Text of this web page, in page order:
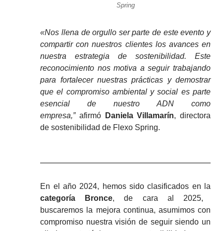
Spring
«Nos llena de orgullo ser parte de este evento y
compartir con nuestros clientes los avances en
nuestra estrategia de sostenibilidad. Este
reconocimiento nos motiva a seguir trabajando
para fortalecer nuestras prácticas y demostrar
que el compromiso ambiental y social es parte
esencial de nuestro ADN como
empresa,”afirmó Daniela Villamarín, directora
de sostenibilidad de Flexo Spring.
En el año 2024, hemos sido clasificados en la
categoría Bronce, de cara al 2025,
buscaremos la mejora continua, asumimos con
compromiso nuestra visión de seguir siendo un